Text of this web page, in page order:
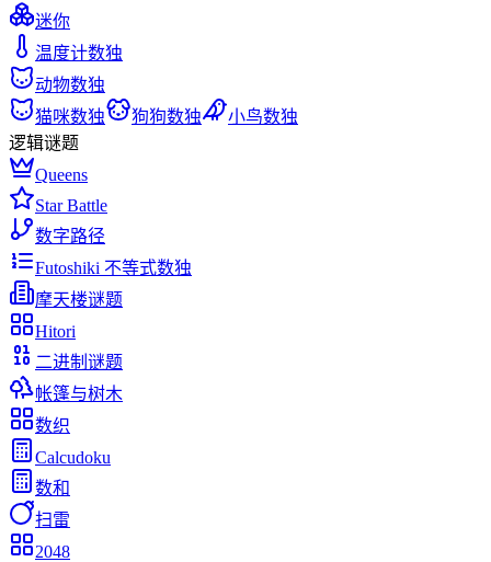
迷你
温度计数独
动物数独
猫咪数独
狗狗数独
小鸟数独
逻辑谜题
Queens
Star Battle
数字路径
Futoshiki 不等式数独
摩天楼谜题
Hitori
二进制谜题
帐篷与树木
数织
Calcudoku
数和
扫雷
2048